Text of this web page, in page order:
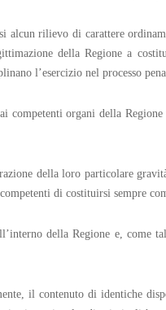
rilievo di carattere
della Regione a
l’esercizio nel processo
organi della
della loro particolare
di costituirsi sempre
della Regione e,
il contenuto di identiche